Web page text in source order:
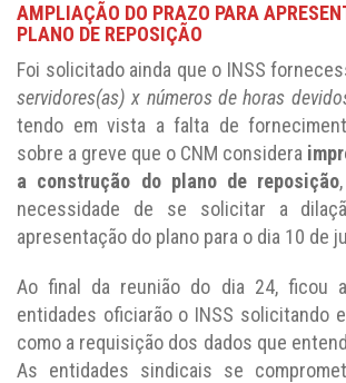
AMPLIAÇÃO DO PRAZO PARA
PLANO DE REPOSIÇÃO
Foi solicitado ainda que o INSS
servidores(as) x números de horas
tendo em vista a falta de
sobre a greve que o CNM considera
a construção do plano de reposição
necessidade de se solicitar a
apresentação do plano para o dia 10 de
Ao final da reunião do dia 24, ficou
entidades oficiarão o INSS solicitando
como a requisição dos dados que
As entidades sindicais se